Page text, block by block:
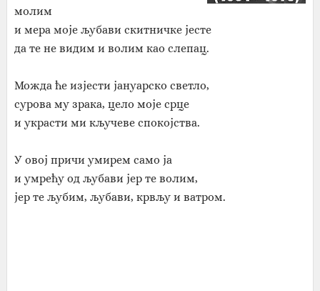
молим
и мера моје љубави скитничке јесте
да те не видим и волим као слепац.
Можда ће изјести јануарско светло,
сурова му зрака, цело моје срце
и украсти ми кључеве спокојства.
У овој причи умирем само ја
и умрећу од љубави јер те волим,
јер те љубим, љубави, крвљу и ватром.